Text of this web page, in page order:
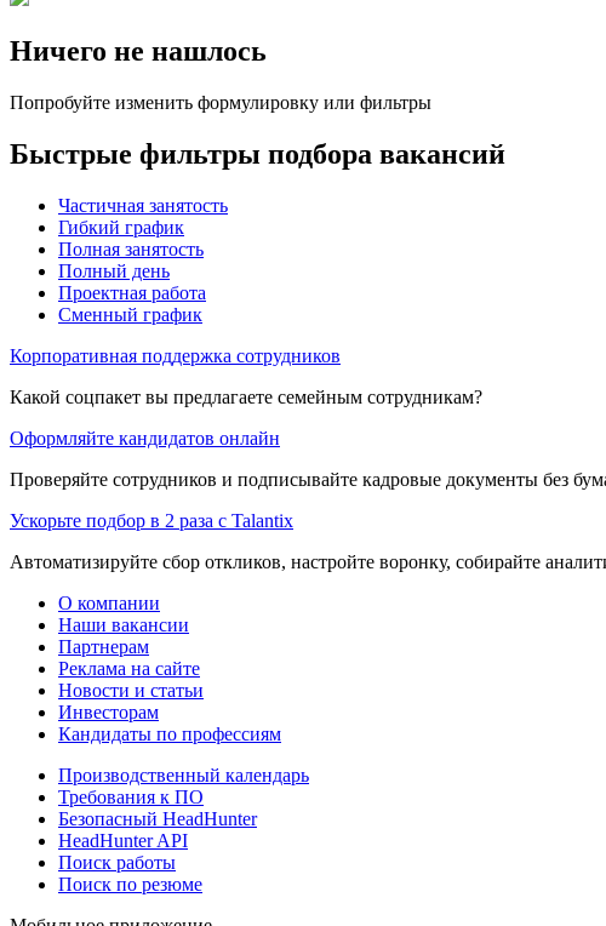
Ничего не нашлось
Попробуйте изменить формулировку или фильтры
Быстрые фильтры подбора вакансий
Частичная занятость
Гибкий график
Полная занятость
Полный день
Проектная работа
Сменный график
Корпоративная поддержка сотрудников
Какой соцпакет вы предлагаете семейным сотрудникам?
Оформляйте кандидатов онлайн
Проверяйте сотрудников и подписывайте кадровые документы без
Ускорьте подбор в 2 раза с Talantix
Автоматизируйте сбор откликов, настройте воронку, собирайте
О компании
Наши вакансии
Партнерам
Реклама на сайте
Новости и статьи
Инвесторам
Кандидаты по профессиям
Производственный календарь
Требования к ПО
Безопасный HeadHunter
HeadHunter API
Поиск работы
Поиск по резюме